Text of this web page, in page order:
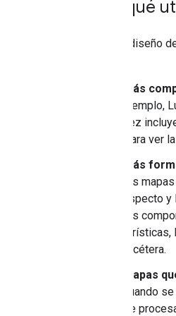
Por qué
Con el diseño
Más
ejemplo,
vez
Para ver
Más
tus
aspecto
los
etcétera.
Mapas
cuando
se